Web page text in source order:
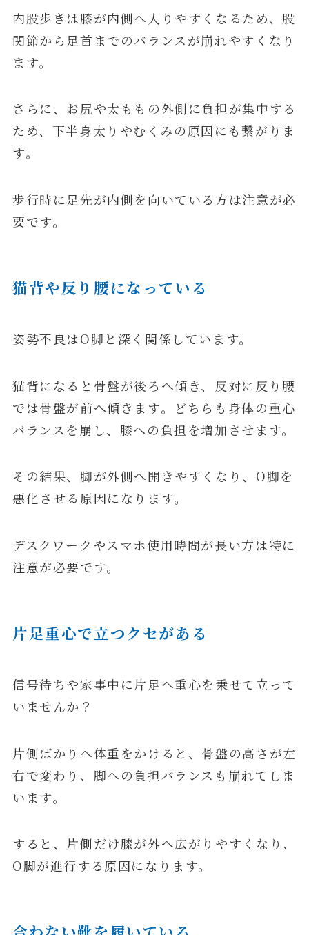
内股歩きは膝が内側へ入りやすくなるため、股
関節から足首までのバランスが崩れやすくなり
ます。
さらに、お尻や太ももの外側に負担が集中する
ため、下半身太りやむくみの原因にも繋がりま
す。
歩行時に足先が内側を向いている方は注意が必
要です。
猫背や反り腰になっている
姿勢不良はO脚と深く関係しています。
猫背になると骨盤が後ろへ傾き、反対に反り腰
では骨盤が前へ傾きます。どちらも身体の重心
バランスを崩し、膝への負担を増加させます。
その結果、脚が外側へ開きやすくなり、O脚を
悪化させる原因になります。
デスクワークやスマホ使用時間が長い方は特に
注意が必要です。
片足重心で立つクセがある
信号待ちや家事中に片足へ重心を乗せて立って
いませんか？
片側ばかりへ体重をかけると、骨盤の高さが左
右で変わり、脚への負担バランスも崩れてしま
います。
すると、片側だけ膝が外へ広がりやすくなり、
O脚が進行する原因になります。